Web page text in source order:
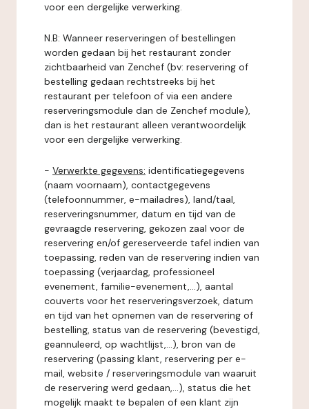
voor een dergelijke verwerking.
N.B: Wanneer reserveringen of bestellingen
worden gedaan bij het restaurant zonder
zichtbaarheid van Zenchef (bv: reservering of
bestelling gedaan rechtstreeks bij het
restaurant per telefoon of via een andere
reserveringsmodule dan de Zenchef module),
dan is het restaurant alleen verantwoordelijk
voor een dergelijke verwerking.
- Verwerkte gegevens: identificatiegegevens
(naam voornaam), contactgegevens
(telefoonnummer, e-mailadres), land/taal,
reserveringsnummer, datum en tijd van de
gevraagde reservering, gekozen zaal voor de
reservering en/of gereserveerde tafel indien van
toepassing, reden van de reservering indien van
toepassing (verjaardag, professioneel
evenement, familie-evenement,...), aantal
couverts voor het reserveringsverzoek, datum
en tijd van het opnemen van de reservering of
bestelling, status van de reservering (bevestigd,
geannuleerd, op wachtlijst,...), bron van de
reservering (passing klant, reservering per e-
mail, website / reserveringsmodule van waaruit
de reservering werd gedaan,...), status die het
mogelijk maakt te bepalen of een klant zijn